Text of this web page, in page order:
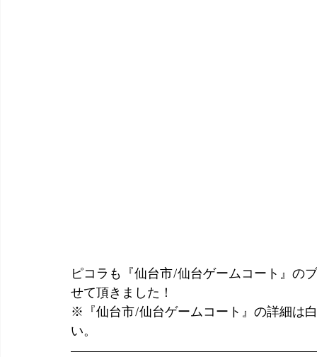
ピコラも『仙台市/仙台ゲームコート』の
せて頂きました！
※『仙台市/仙台ゲームコート』の詳細は
い。